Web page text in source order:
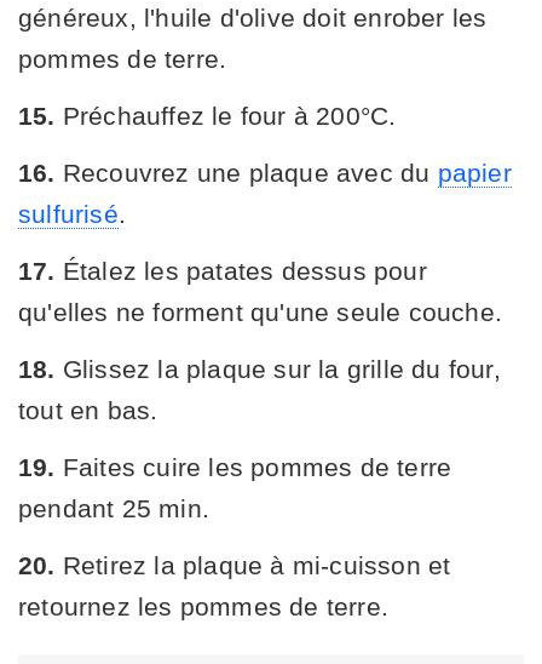
généreux, l'huile d'olive doit enrober les
pommes de terre.
15. Préchauffez le four à 200°C.
16. Recouvrez une plaque avec du papier
sulfurisé.
17. Étalez les patates dessus pour
qu'elles ne forment qu'une seule couche.
18. Glissez la plaque sur la grille du four,
tout en bas.
19. Faites cuire les pommes de terre
pendant 25 min.
20. Retirez la plaque à mi-cuisson et
retournez les pommes de terre.